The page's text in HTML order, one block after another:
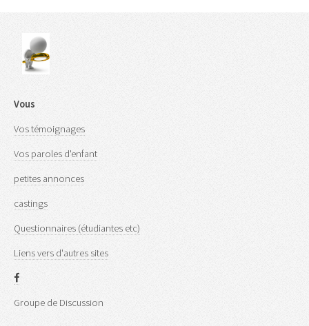
Vous
Vos témoignages
Vos paroles d'enfant
petites annonces
castings
Questionnaires (étudiantes etc)
Liens vers d'autres sites
Groupe de Discussion